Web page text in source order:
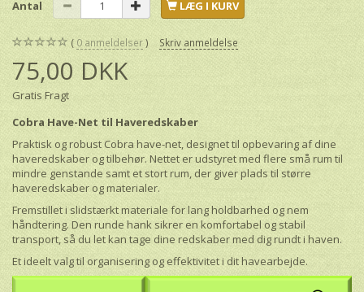
Antal LÆG I KURV
0 anmeldelser Skriv anmeldelse
75,00 DKK
Gratis Fragt
Cobra Have-Net til Haveredskaber
Praktisk og robust Cobra have-net, designet til opbevaring af dine
haveredskaber og tilbehør. Nettet er udstyret med flere små rum til
mindre genstande samt et stort rum, der giver plads til større
haveredskaber og materialer.
Fremstillet i slidstærkt materiale for lang holdbarhed og nem
håndtering. Den runde hank sikrer en komfortabel og stabil
transport, så du let kan tage dine redskaber med dig rundt i haven.
Et ideelt valg til organisering og effektivitet i dit havearbejde.